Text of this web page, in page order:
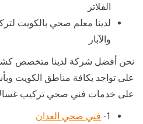
الفلاتر
لدينا معلم صحي بالكويت
والآبار
نحن أفضل شركة لدينا متخصص
على تواجد بكافة مناطق الكويت
على خدمات فني صحي تركيب
1- فني صحي العدان